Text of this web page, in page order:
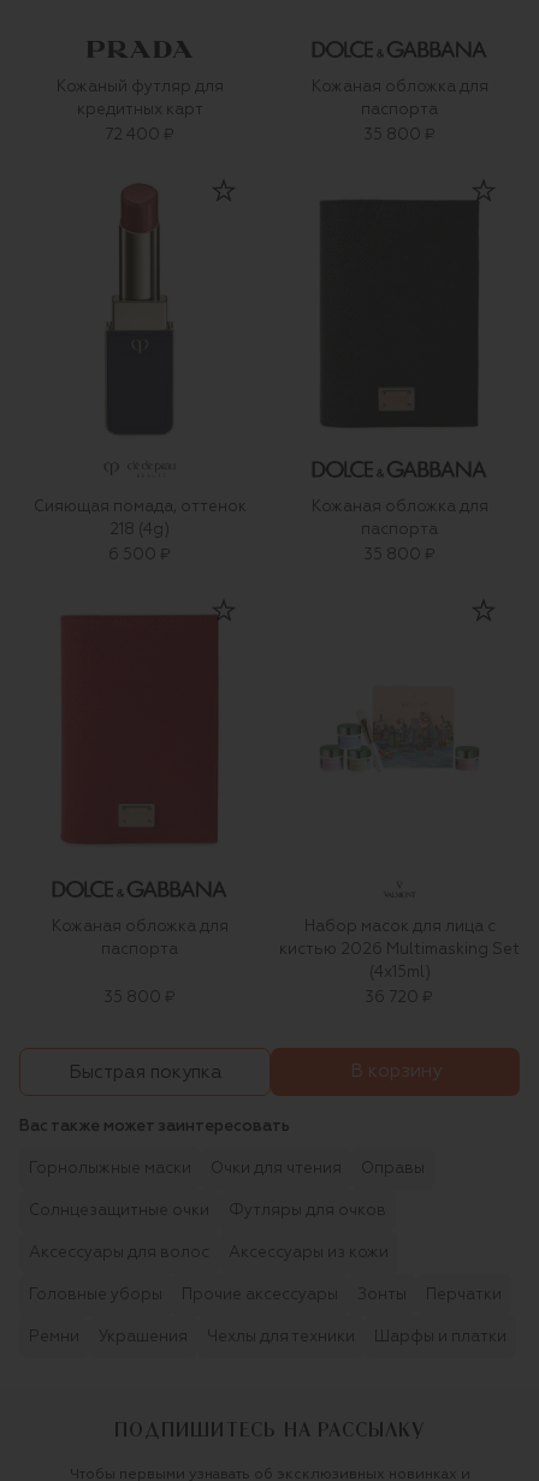
Кожаный футляр для
кредитных карт
72 400 ₽
Кожаная обложка для
паспорта
35 800 ₽
Сияющая помада, оттенок
218 (4g)
6 500 ₽
Кожаная обложка для
паспорта
35 800 ₽
Кожаная обложка для
паспорта
35 800 ₽
Набор масок для лица с
кистью 2026 Multimasking Set
(4x15ml)
36 720 ₽
Быстрая покупка В корзину
Вас также может заинтересовать
Горнолыжные маски Очки для чтения Оправы
Солнцезащитные очки Футляры для очков
Аксессуары для волос Аксессуары из кожи
Головные уборы Прочие аксессуары Зонты Перчатки
Ремни Украшения Чехлы для техники Шарфы и платки
ПОДПИШИТЕСЬ НА РАССЫЛКУ
Чтобы первыми узнавать об эксклюзивных новинках и